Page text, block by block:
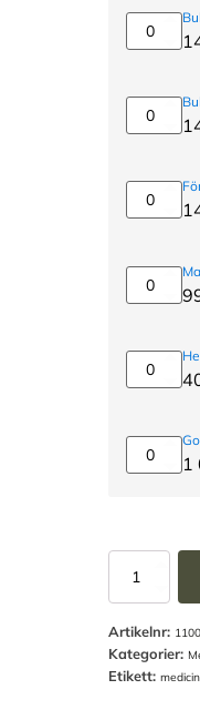
ljus-
och
för
för
(fransk
träskruv)
baksida
för
oanvända
Magnetiska
nyckelkrokar
pack
Helhylla
för
Gold
Edition
1
Medicinskåp
SSF3492
mängd
Artikelnr:
Kategorier:
Etikett: